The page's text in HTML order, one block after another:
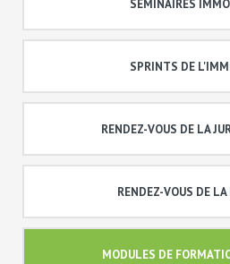
SÉMINAIRES
SPRINTS DE
RENDEZ-VOUS DE LA
RENDEZ-VOUS DE
MODULES DE